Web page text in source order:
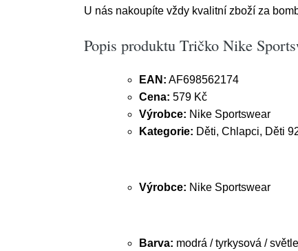
U nás nakoupíte vždy kvalitní zboží za
Popis produktu Tričko Nike
EAN: AF698562174
Cena: 579 Kč
Výrobce: Nike Sportswear
Kategorie: Děti, Chlapci, Děti
Výrobce: Nike Sportswear
Barva: modrá / tyrkysová /